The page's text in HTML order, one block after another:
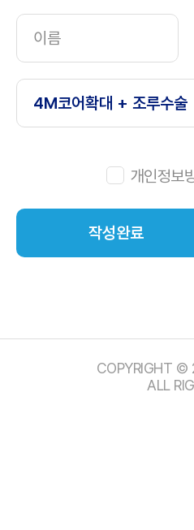
개인정보
COPYRIGHT ©
ALL